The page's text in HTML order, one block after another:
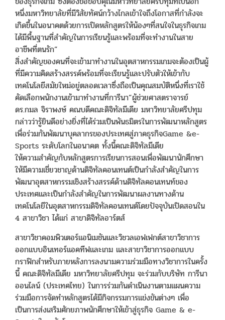
หนึ่งมหาวิทยาลัยที่มีวิสัยทัศน์กว้างไกลเข้าใจถึงโอกาสที่กำลังจะ
เกิดขึ้นในอนาคตด้วยการเปิดหลักสูตรให้น้องๆที่สนใจในธุรกิจเกม
ได้มีพื้นฐานที่สำคัญในการเรียนรู้และพร้อมที่จะทำงานในสาย
อาชีพที่ตนรัก”
สิ่งสำคัญของคนที่จะเข้ามาทำงานในอุตสาหกรรมเกมจะต้องเป็นผู้
ที่มีความคิดสร้างสรรค์พร้อมที่จะเรียนรู้และปรับตัวให้เข้ากับ
เทคโนโลยีสมัยใหม่อยู่ตลอดเวลาซึ่งถือเป็นคุณสมบัติหนึ่งที่เราใช้
คัดเลือกพนักงานเข้ามาทำงานที่การีนา”ผู้ช่วยศาสตราจารย์
ดร.กมล จิราพงษ์ คณบดีคณะดิจิทัลมีเดีย มหาวิทยาลัยศรีปทุม
กล่าวว่ารู้ยินดีอย่างยิ่งที่ได้ร่วมเป็นพันธมิตรในการพัฒนาหลักสูตร
เพื่อร่วมกันพัฒนาบุคลากรของประเทศสู่ภาคธุรกิจGame &e-
Sports ระดับโลกในอนาคต ทั้งนี้คณะดิจิทัลมีเดีย
ให้ความสำคัญกับหลักสูตรการเรียนการสอนเพื่อพัฒนานักศึกษา
ให้มีความเชี่ยวชาญด้านดิจิทัลคอนเทนต์เป็นกำลังสำคัญในการ
พัฒนาอุตสาหกรรมเชิงสร้างสรรค์ด้านดิจิทัลคอนเทนท์ของ
ประเทศและเป็นกำลังสำคัญในการพัฒนาผลงานทางด้าน
เทคโนโลยีในอุตสาหกรรมดิจิทัลคอนเทนต์โดยปัจจุบันเปิดสอนใน
4 สาขาวิชา ได้แก่ สาขาดิจิทัลอาร์ตส์
สาขาวิชาคอมพิวเตอร์แอนิเมชันและวิชวลเอฟเฟกต์สาขาวิชาการ
ออกแบบอินเทอร์แอคทีฟและเกม และสาขาวิชาการออกแบบ
กราฟิกสำหรับภายหลังการลงนามความร่วมมือทางวิชาการในครั้ง
นี้ คณะดิจิทัลมีเดีย มหาวิทยาลัยศรีปทุม จะร่วมกับบริษัท การีนา
ออนไลน์ (ประเทศไทย) ในการร่วมกันดำเนินงานตามแผนความ
ร่วมมือการจัดทำหลักสูตรได้มีกิจกรรมการแข่งขันต่างๆ เพื่อ
เป็นการส่งเสริมศักยภาพนักศึกษาให้เข้าสู่ธุรกิจ Game & e-